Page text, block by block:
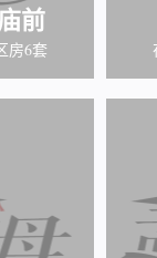
前
房6套